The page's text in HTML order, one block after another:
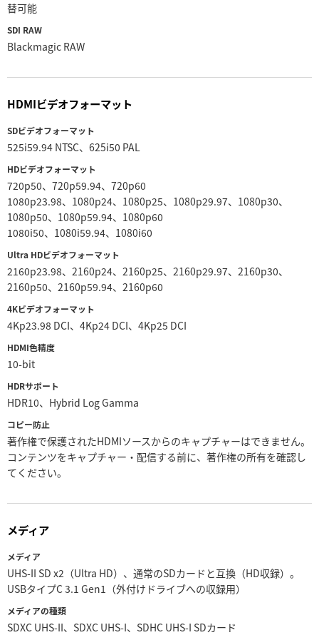
替可能
SDI RAW
Blackmagic RAW
HDMIビデオフォーマット
SDビデオフォーマット
525i59.94 NTSC、625i50 PAL
HDビデオフォーマット
720p50、720p59.94、720p60
1080p23.98、1080p24、1080p25、1080p29.97、1080p30、
1080p50、1080p59.94、1080p60
1080i50、1080i59.94、1080i60
Ultra HDビデオフォーマット
2160p23.98、2160p24、2160p25、2160p29.97、2160p30、
2160p50、2160p59.94、2160p60
4Kビデオフォーマット
4Kp23.98 DCI、4Kp24 DCI、4Kp25 DCI
HDMI色精度
10-bit
HDRサポート
HDR10、Hybrid Log Gamma
コピー防止
著作権で保護されたHDMIソースからのキャプチャーはできません。
コンテンツをキャプチャー・配信する前に、著作権の所有を確認し
てください。
メディア
メディア
UHS-II SD x2（Ultra HD）、通常のSDカードと互換（HD収録）。
USBタイプC 3.1 Gen1（外付けドライブへの収録用）
メディアの種類
SDXC UHS-II、SDXC UHS-I、SDHC UHS-I SDカード